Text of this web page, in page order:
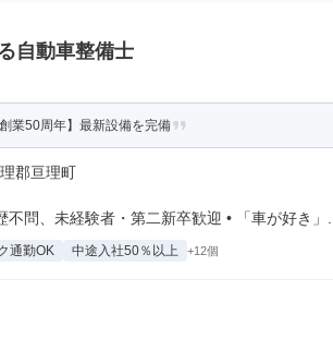
自動車整備士
業50周年】最新設備を完備
郡亘理町
不問、未経験者・第二新卒歓迎 • 「車が好き」...
通勤OK 中途入社50％以上 +12個